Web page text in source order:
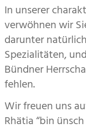
In unserer
verwöhnen wir
darunter
Spezialitäten,
Bündner
fehlen.
Wir freuen uns
Rhätia “bin